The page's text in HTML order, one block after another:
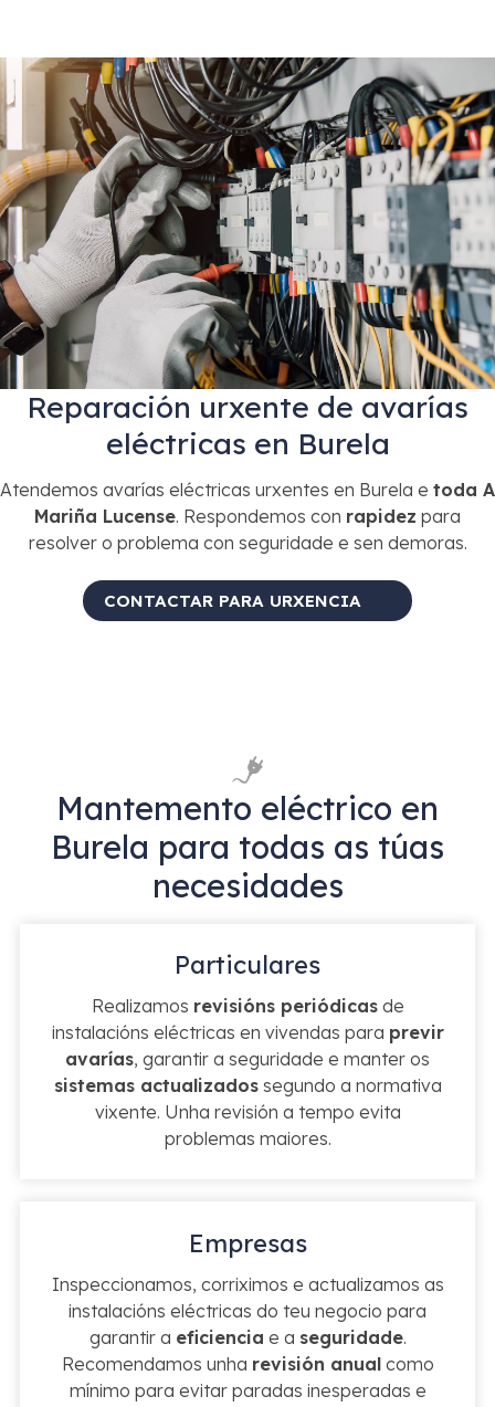
instalacións eléctricas en Burela,somos o que
precisas.
Reparación urxente de avarías
eléctricas en Burela
Atendemos avarías eléctricas urxentes en Burela e toda A
Mariña Lucense. Respondemos con rapidez para
resolver o problema con seguridade e sen demoras.
CONTACTAR PARA URXENCIA
Mantemento eléctrico en
Burela para todas as túas
necesidades
Particulares
Realizamos revisións periódicasde
instalacións eléctricas en vivendas para previr
avarías, garantir a seguridade e manter os
sistemas actualizadossegundo a normativa
vixente. Unha revisión a tempo evita
problemas maiores.
Empresas
Inspeccionamos, corriximos e actualizamos as
instalacións eléctricas do teu negocio para
garantir a eficiencia e a seguridade.
Recomendamos unha revisión anualcomo
mínimo para evitar paradas inesperadas e